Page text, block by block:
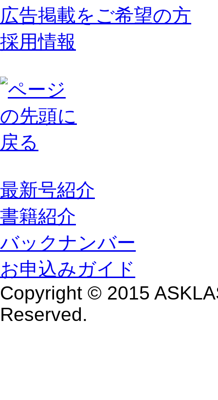
広告掲載をご希望の方
採用情報
最新号紹介
書籍紹介
バックナンバー
お申込みガイド
Copyright © 2015
Reserved.